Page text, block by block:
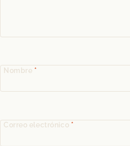
Nombre *
Correo electrónico *